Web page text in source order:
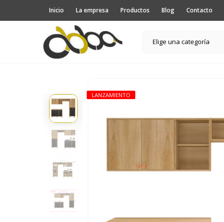
Inicio La empresa Productos Blog Contacto
Elige una categoría
LANZAMIENTO